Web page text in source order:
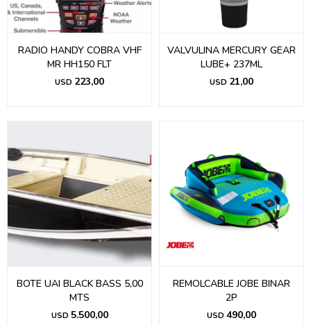
RADIO HANDY COBRA VHF
MR HH150 FLT
USD 223,00
VALVULINA MERCURY GEAR
LUBE+ 237ML
USD 21,00
BOTE UAI BLACK BASS 5,00
MTS
USD 5.500,00
REMOLCABLE JOBE BINAR
2P
USD 490,00